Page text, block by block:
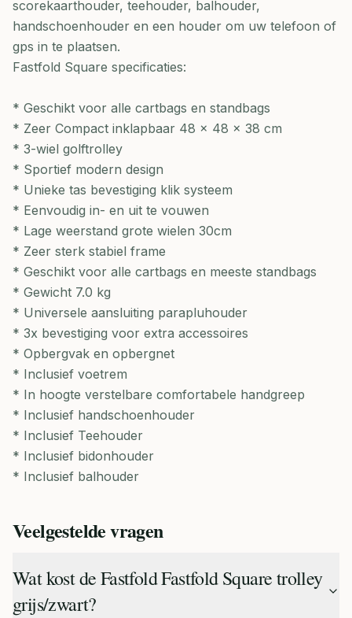
scorekaarthouder, teehouder, balhouder,
handschoenhouder en een houder om uw telefoon of
gps in te plaatsen.
Fastfold Square specificaties:
* Geschikt voor alle cartbags en standbags
* Zeer Compact inklapbaar 48 x 48 x 38 cm
* 3-wiel golftrolley
* Sportief modern design
* Unieke tas bevestiging klik systeem
* Eenvoudig in- en uit te vouwen
* Lage weerstand grote wielen 30cm
* Zeer sterk stabiel frame
* Geschikt voor alle cartbags en meeste standbags
* Gewicht 7.0 kg
* Universele aansluiting parapluhouder
* 3x bevestiging voor extra accessoires
* Opbergvak en opbergnet
* Inclusief voetrem
* In hoogte verstelbare comfortabele handgreep
* Inclusief handschoenhouder
* Inclusief Teehouder
* Inclusief bidonhouder
* Inclusief balhouder
Veelgestelde vragen
Wat kost de Fastfold Fastfold Square trolley
grijs/zwart?